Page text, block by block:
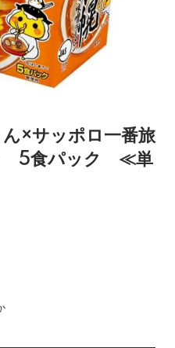
×サッポロ一番旅
5食パック ≪単